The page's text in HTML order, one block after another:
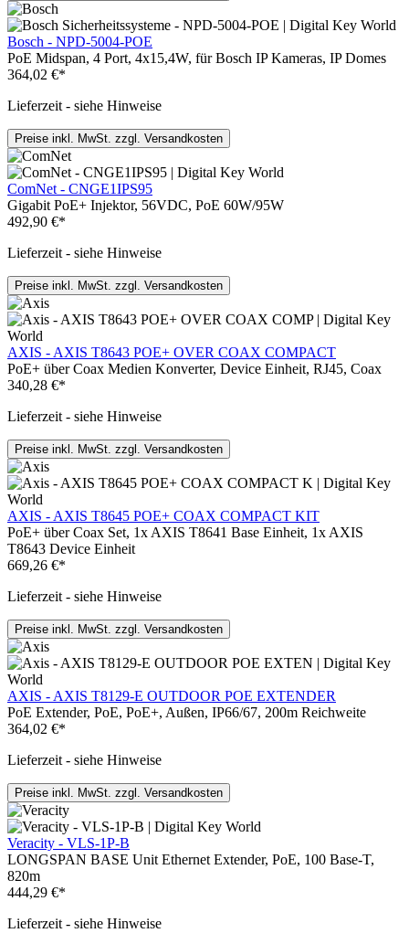
Bosch - NPD-5004-POE
PoE Midspan, 4 Port, 4x15,4W, für Bosch IP Kameras, IP Domes
364,02 €*
Lieferzeit - siehe Hinweise
Preise inkl. MwSt. zzgl. Versandkosten
ComNet - CNGE1IPS95
Gigabit PoE+ Injektor, 56VDC, PoE 60W/95W
492,90 €*
Lieferzeit - siehe Hinweise
Preise inkl. MwSt. zzgl. Versandkosten
AXIS - AXIS T8643 POE+ OVER COAX COMPACT
PoE+ über Coax Medien Konverter, Device Einheit, RJ45, Coax
340,28 €*
Lieferzeit - siehe Hinweise
Preise inkl. MwSt. zzgl. Versandkosten
AXIS - AXIS T8645 POE+ COAX COMPACT KIT
PoE+ über Coax Set, 1x AXIS T8641 Base Einheit, 1x AXIS
T8643 Device Einheit
669,26 €*
Lieferzeit - siehe Hinweise
Preise inkl. MwSt. zzgl. Versandkosten
AXIS - AXIS T8129-E OUTDOOR POE EXTENDER
PoE Extender, PoE, PoE+, Außen, IP66/67, 200m Reichweite
364,02 €*
Lieferzeit - siehe Hinweise
Preise inkl. MwSt. zzgl. Versandkosten
Veracity - VLS-1P-B
LONGSPAN BASE Unit Ethernet Extender, PoE, 100 Base-T,
820m
444,29 €*
Lieferzeit - siehe Hinweise